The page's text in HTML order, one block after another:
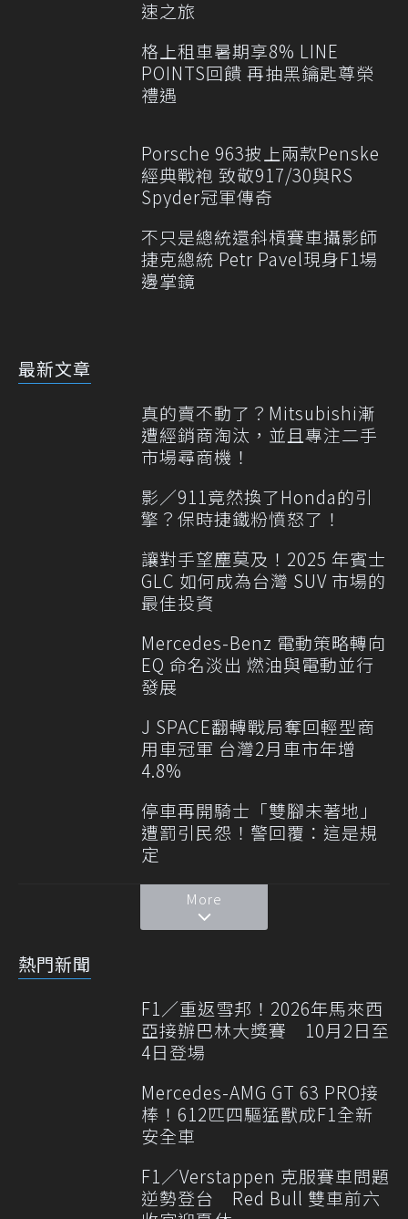
速之旅
格上租車暑期享8% LINE
POINTS回饋 再抽黑鑰匙尊榮
禮遇
Porsche 963披上兩款Penske
經典戰袍 致敬917/30與RS
Spyder冠軍傳奇
不只是總統還斜槓賽車攝影師
捷克總統 Petr Pavel現身F1場
邊掌鏡
最新文章
真的賣不動了？Mitsubishi漸
遭經銷商淘汰，並且專注二手
市場尋商機！
影／911竟然換了Honda的引
擎？保時捷鐵粉憤怒了！
讓對手望塵莫及！2025 年賓士
GLC 如何成為台灣 SUV 市場的
最佳投資
Mercedes-Benz 電動策略轉向
EQ 命名淡出 燃油與電動並行
發展
J SPACE翻轉戰局奪回輕型商
用車冠軍 台灣2月車市年增
4.8%
停車再開騎士「雙腳未著地」
遭罰引民怨！警回覆：這是規
定
More
熱門新聞
F1／重返雪邦！2026年馬來西
亞接辦巴林大獎賽 10月2日至
4日登場
Mercedes-AMG GT 63 PRO接
棒！612匹四驅猛獸成F1全新
安全車
F1／Verstappen 克服賽車問題
逆勢登台 Red Bull 雙車前六